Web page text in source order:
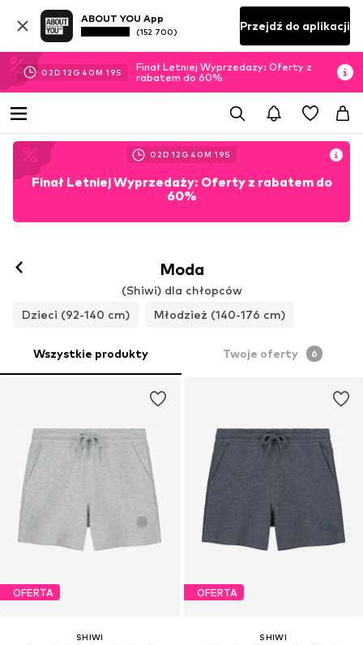
ABOUT YOU App
(152 700) Przejdź do aplikacji
02D 12 G 40M 18S
Finał Letniej Wyprzedaży: Oferty z
rabatem do 60%
02D 12 G 40M 18S
Finał Letniej Wyprzedaży: Oferty z rabatem do
60%
Moda
(Shiwi) dla chłopców
Dzieci (92-140 cm)
Młodzież (140-176 cm)
Wszystkie produkty Twoje oferty 6
OFERTA
SHIWI
OFERTA
SHIWI